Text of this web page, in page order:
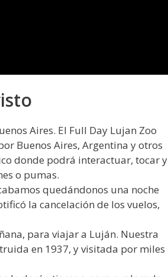
Aires. El Full Day Lujan Zoo
Buenos Aires, Argentina y otros
donde podrá interactuar, tocar y
o pumas.
quedándonos una noche
la cancelación de los vuelos,
para viajar a Luján. Nuestra
en 1937, y visitada por miles